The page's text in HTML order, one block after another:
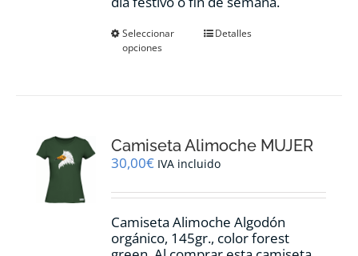
Seleccionar
opciones
Este
se
pueden
en
página
de
Detalles
Camiseta Alimoche MUJER
30,00€ IVA incluido
Camiseta Alimoche Algodón
orgánico, 145gr., color forest